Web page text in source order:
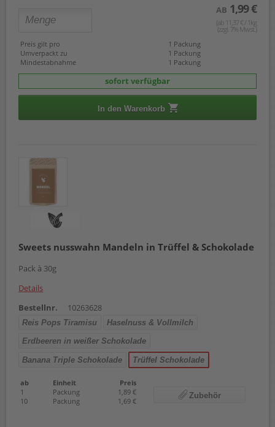
AB 1,99 €
(ab 11,37 € / 1kg
(zzgl. 7% Mwst.)
Preis gilt pro
1 Packung
Umverpackt zu
1 Packung
Mindestabnahme
1 Packung
sofort verfügbar
In den Warenkorb
Sweets nusswahn Mandeln in Trüffel & Schokolade
Pack à 30g
Details
Bestellnr.
10263628
Reis Pops Tiramisu
Haselnuss & Vollmilch
Erdbeeren in weißer Schokolade
Banana Triple Schokolade Trüffel Schokolade
ab Einheit
Preis
1
Packung
1,89 €
10
Packung 1,69 €
Zubehör